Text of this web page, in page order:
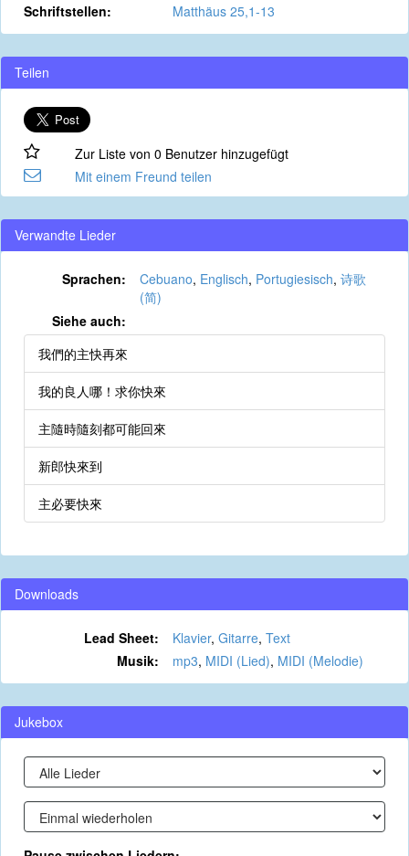
Schriftstellen:
Matthäus 25,1-13
Teilen
Zur Liste von 0 Benutzer hinzugefügt
Mit einem Freund teilen
Verwandte Lieder
Sprachen: Cebuano, Englisch, Portugiesisch, 诗歌
(简)
Siehe auch:
我們的主快再來
我的良人哪！求你快來
主隨時隨刻都可能回來
新郎快來到
主必要快來
Downloads
Lead Sheet: Klavier, Gitarre, Text
Musik:
mp3, MIDI (Lied), MIDI (Melodie)
Jukebox